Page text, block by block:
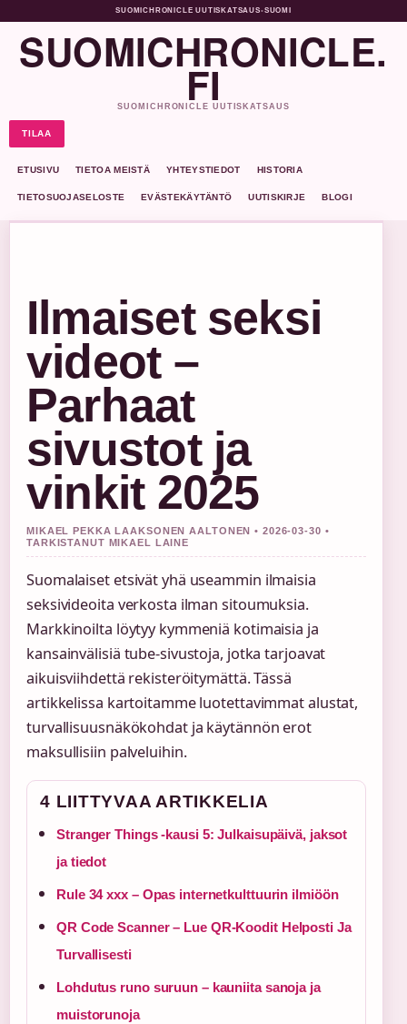
SUOMICHRONICLE UUTISKATSAUS•SUOMI
SUOMICHRONICLE.
FI
SUOMICHRONICLE UUTISKATSAUS
TILAA
ETUSIVU TIETOA MEISTÄ YHTEYSTIEDOT HISTORIA
TIETOSUOJASELOSTE EVÄSTEKÄYTÄNTÖ UUTISKIRJE BLOGI
Ilmaiset seksi
videot –
Parhaat
sivustot ja
vinkit 2025
MIKAEL PEKKA LAAKSONEN AALTONEN • 2026-03-30 •
TARKISTANUT MIKAEL LAINE
Suomalaiset etsivät yhä useammin ilmaisia
seksivideoita verkosta ilman sitoumuksia.
Markkinoilta löytyy kymmeniä kotimaisia ja
kansainvälisiä tube-sivustoja, jotka tarjoavat
aikuisviihdettä rekisteröitymättä. Tässä
artikkelissa kartoitamme luotettavimmat alustat,
turvallisuusnäkökohdat ja käytännön erot
maksullisiin palveluihin.
4 LIITTYVAA ARTIKKELIA
Stranger Things -kausi 5: Julkaisupäivä, jaksot
ja tiedot
Rule 34 xxx – Opas internetkulttuurin ilmiöön
QR Code Scanner – Lue QR-Koodit Helposti Ja
Turvallisesti
Lohdutus runo suruun – kauniita sanoja ja
muistorunoja